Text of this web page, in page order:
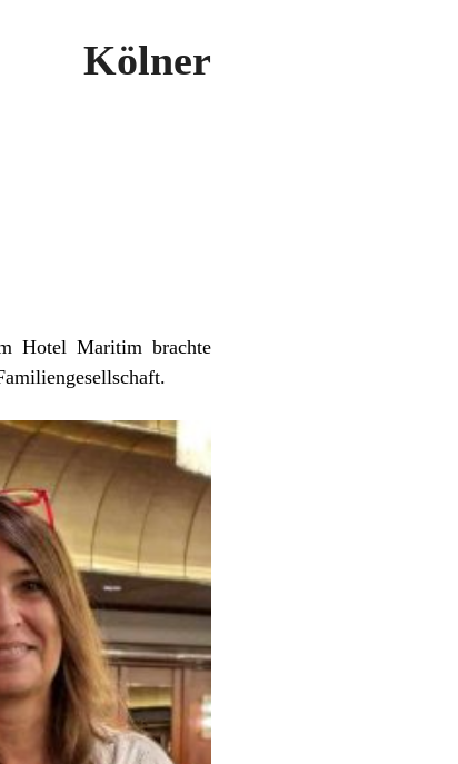
Kölner
Hotel Maritim brachte